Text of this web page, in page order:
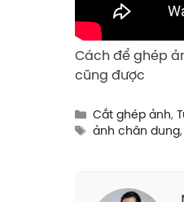
Cách để ghép
cũng được
Categories
Cắt ghép ảnh,
Tags
ảnh chân dung,